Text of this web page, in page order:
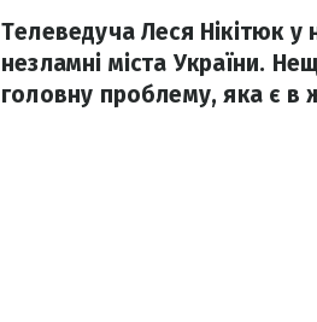
Телеведуча Леся Нікітюк
незламні міста України.
головну проблему, яка є в